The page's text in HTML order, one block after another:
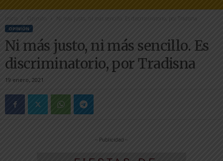
Inicio Opinión Ni más justo, ni más sencillo. Es discriminatorio, por Tradisna
OPINIÓN
Ni más justo, ni más sencillo. Es
discriminatorio, por Tradisna
19 enero, 2021
-- Publicidad --